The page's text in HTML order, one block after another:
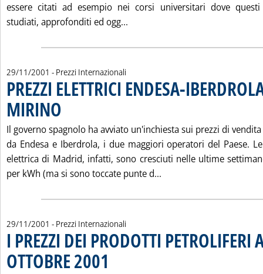
essere citati ad esempio nei corsi universitari dove
studiati, approfonditi ed ogg...
29/11/2001 - Prezzi Internazionali
PREZZI ELETTRICI ENDESA-
MIRINO
Il governo spagnolo ha avviato un'inchiesta sui prezzi di
da Endesa e Iberdrola, i due maggiori operatori del Paese.
elettrica di Madrid, infatti, sono cresciuti nelle ultime
per kWh (ma si sono toccate punte d...
29/11/2001 - Prezzi Internazionali
I PREZZI DEI PRODOTTI PETROLIFERI
OTTOBRE 2001